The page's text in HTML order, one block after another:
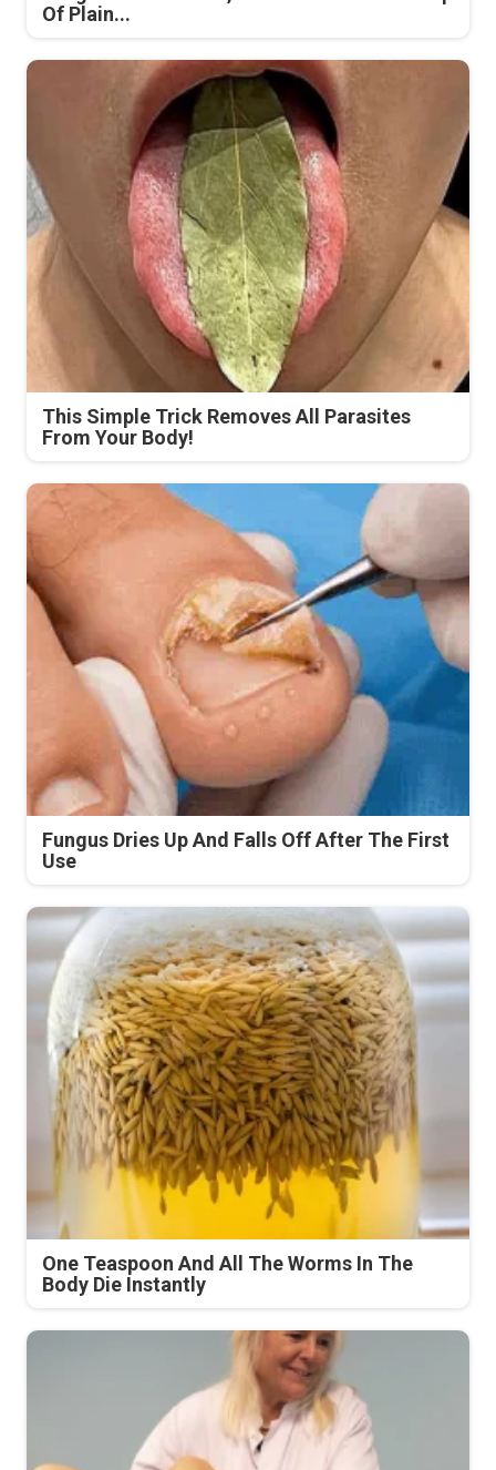
Of Plain...
This Simple Trick Removes All Parasites
From Your Body!
Fungus Dries Up And Falls Off After The First
Use
One Teaspoon And All The Worms In The
Body Die Instantly